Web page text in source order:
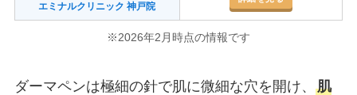
エミナルクリニック 神戸院
※2026年2月時点の情報です
ダーマペンは極細の針で肌に微細な穴を開け、 肌